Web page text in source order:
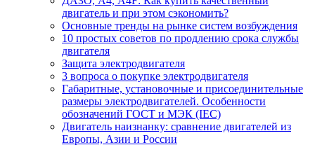
двигатель и при этом сэкономить?
Основные тренды на рынке систем возбуждения
10 простых советов по продлению срока службы
двигателя
Защита электродвигателя
3 вопроса о покупке электродвигателя
Габаритные, установочные и присоединительные
размеры электродвигателей. Особенности
обозначений ГОСТ и МЭК (IEC)
Двигатель наизнанку: сравнение двигателей из
Европы, Азии и России